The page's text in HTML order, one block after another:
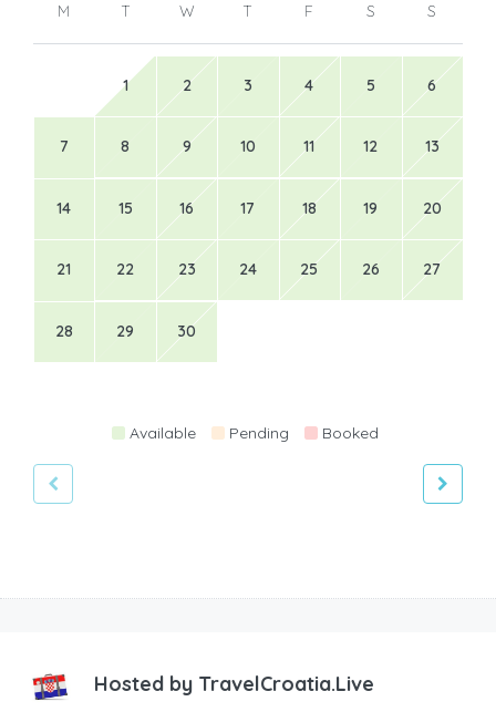
M T W T F S S
1 2 3 4 5 6
7 8 9 10 11 12 13
14 15 16 17 18 19 20
21 22 23 24 25 26 27
28 29 30
Available Pending Booked
Hosted by TravelCroatia.Live